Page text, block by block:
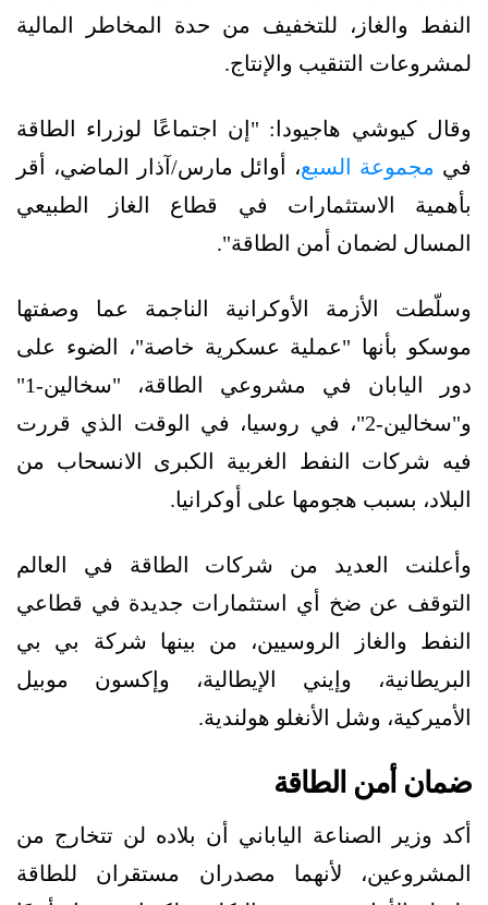
النفط والغاز، للتخفيف من حدة المخاطر المالية
لمشروعات التنقيب والإنتاج.
وقال كيوشي هاجيودا: "إن اجتماعًا لوزراء الطاقة
في مجموعة السبع، أوائل مارس/آذار الماضي، أقر
بأهمية الاستثمارات في قطاع الغاز الطبيعي
المسال لضمان أمن الطاقة".
وسلّطت الأزمة الأوكرانية الناجمة عما وصفتها
موسكو بأنها "عملية عسكرية خاصة"، الضوء على
دور اليابان في مشروعي الطاقة، "سخالين-1"
و"سخالين-2"، في روسيا، في الوقت الذي قررت
فيه شركات النفط الغربية الكبرى الانسحاب من
البلاد، بسبب هجومها على أوكرانيا.
وأعلنت العديد من شركات الطاقة في العالم
التوقف عن ضخ أي استثمارات جديدة في قطاعي
النفط والغاز الروسيين، من بينها شركة بي بي
البريطانية، وإيني الإيطالية، وإكسون موبيل
الأميركية، وشل الأنغلو هولندية.
ضمان أمن الطاقة
أكد وزير الصناعة الياباني أن بلاده لن تتخارج من
المشروعين، لأنهما مصدران مستقران للطاقة